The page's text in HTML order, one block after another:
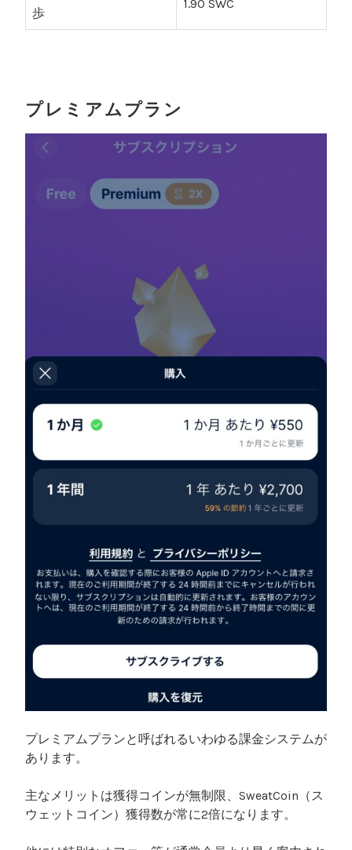
歩
1.90 SWC
プレミアムプラン
プレミアムプランと呼ばれるいわゆる課金システムが
あります。
主なメリットは獲得コインが無制限、SweatCoin（ス
ウェットコイン）獲得数が常に2倍になります。